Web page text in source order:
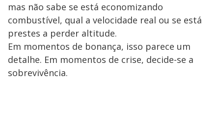
mas não sabe se está economizando
combustível, qual a velocidade real ou se está
prestes a perder altitude.
Em momentos de bonança, isso parece um
detalhe. Em momentos de crise, decide-se a
sobrevivência.